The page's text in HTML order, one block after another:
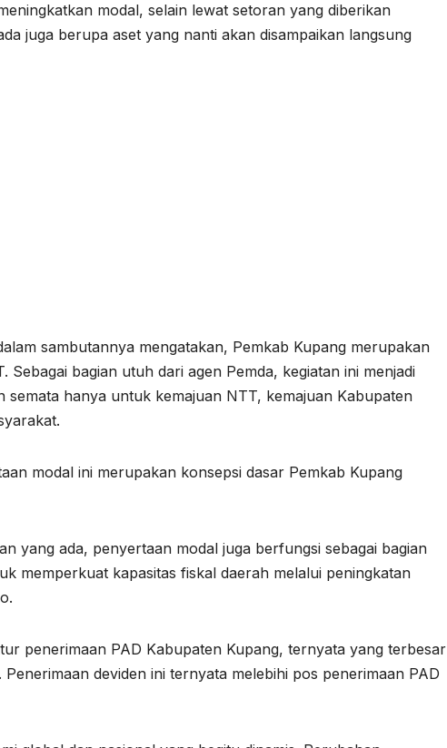
modal, selain lewat setoran yang diberikan
juga berupa aset yang nanti akan disampaikan langsung
sambutannya mengatakan, Pemkab Kupang merupakan
bagian utuh dari agen Pemda, kegiatan ini menjadi
hanya untuk kemajuan NTT, kemajuan Kabupaten
modal ini merupakan konsepsi dasar Pemkab Kupang
yang ada, penyertaan modal juga berfungsi sebagai bagian
memperkuat kapasitas fiskal daerah melalui peningkatan
penerimaan PAD Kabupaten Kupang, ternyata yang terbesar
deviden ini ternyata melebihi pos penerimaan PAD